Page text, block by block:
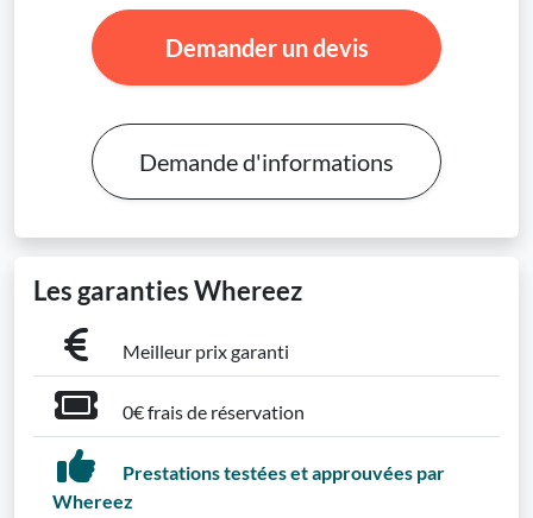
Demander un devis
Demande d'informations
Les garanties Whereez
Meilleur prix garanti
0€ frais de réservation
Prestations testées et approuvées par
Whereez